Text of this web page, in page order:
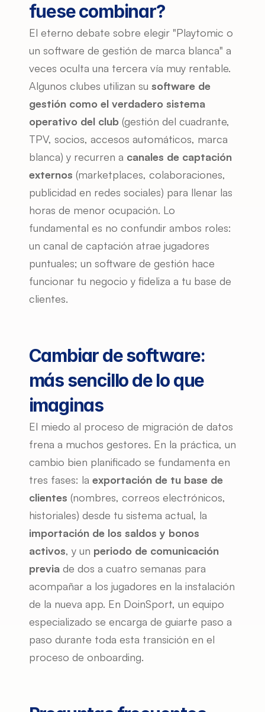
fuese combinar?
El eterno debate sobre elegir "Playtomic o
un software de gestión de marca blanca" a
veces oculta una tercera vía muy rentable.
Algunos clubes utilizan su software de
gestión como el verdadero sistema
operativo del club (gestión del cuadrante,
TPV, socios, accesos automáticos, marca
blanca) y recurren a canales de captación
externos (marketplaces, colaboraciones,
publicidad en redes sociales) para llenar las
horas de menor ocupación. Lo
fundamental es no confundir ambos roles:
un canal de captación atrae jugadores
puntuales; un software de gestión hace
funcionar tu negocio y fideliza a tu base de
clientes.
Cambiar de software:
más sencillo de lo que
imaginas
El miedo al proceso de migración de datos
frena a muchos gestores. En la práctica, un
cambio bien planificado se fundamenta en
tres fases: la exportación de tu base de
clientes (nombres, correos electrónicos,
importación de los saldos y bonos
activos, y un periodo de comunicación
previa de dos a cuatro semanas para
acompañar a los jugadores en la instalación
de la nueva app. En DoinSport, un equipo
especializado se encarga de guiarte paso a
paso durante toda esta transición en el
proceso de onboarding.